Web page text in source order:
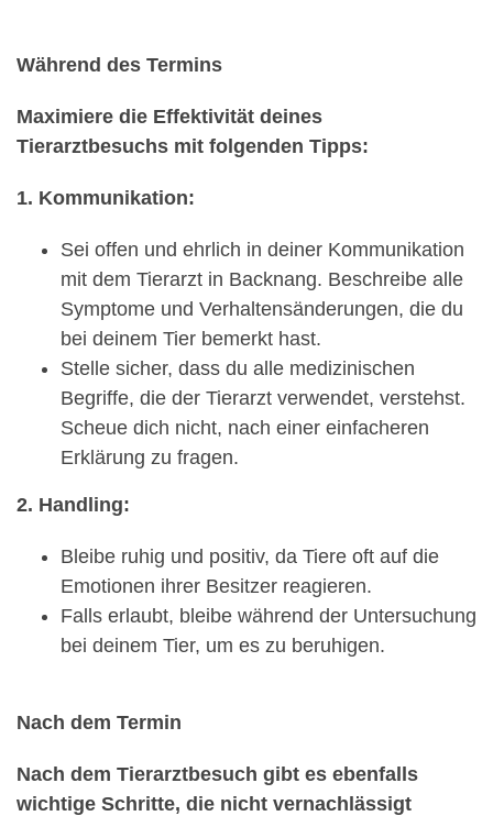
Während des Termins
Maximiere die Effektivität deines
Tierarztbesuchs mit folgenden Tipps:
1. Kommunikation:
Sei offen und ehrlich in deiner Kommunikation
mit dem Tierarzt in Backnang. Beschreibe alle
Symptome und Verhaltensänderungen, die du
bei deinem Tier bemerkt hast.
Stelle sicher, dass du alle medizinischen
Begriffe, die der Tierarzt verwendet, verstehst.
Scheue dich nicht, nach einer einfacheren
Erklärung zu fragen.
2. Handling:
Bleibe ruhig und positiv, da Tiere oft auf die
Emotionen ihrer Besitzer reagieren.
Falls erlaubt, bleibe während der Untersuchung
bei deinem Tier, um es zu beruhigen.
Nach dem Termin
Nach dem Tierarztbesuch gibt es ebenfalls
wichtige Schritte, die nicht vernachlässigt